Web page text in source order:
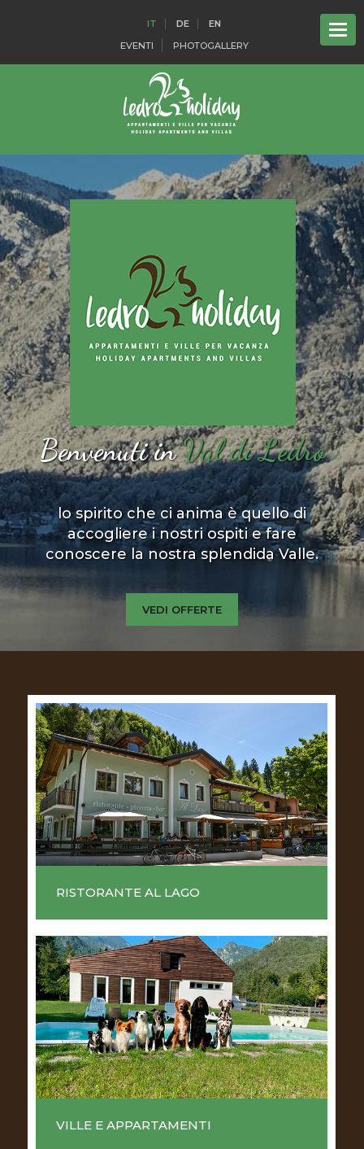
IT DE
EN
EVENTI
PHOTOGALLERY
Benvenuti inVal di Ledro
lo spirito che ci anima è quello di
accogliere i nostri ospiti e fare
conoscere la nostra splendida Valle.
VEDI OFFERTE
RISTORANTE AL LAGO
VILLE E APPARTAMENTI